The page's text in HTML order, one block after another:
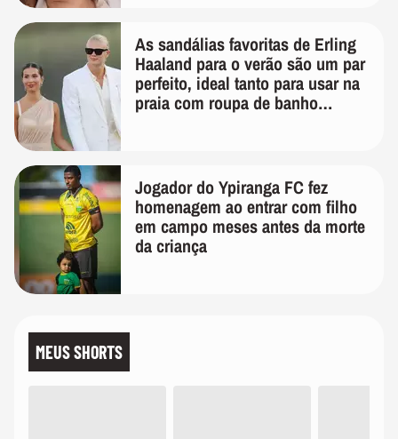
As sandálias favoritas de Erling
Haaland para o verão são um par
perfeito, ideal tanto para usar na
praia com roupa de banho
Jogador do Ypiranga FC fez
homenagem ao entrar com filho
em campo meses antes da morte
da criança
MEUS SHORTS